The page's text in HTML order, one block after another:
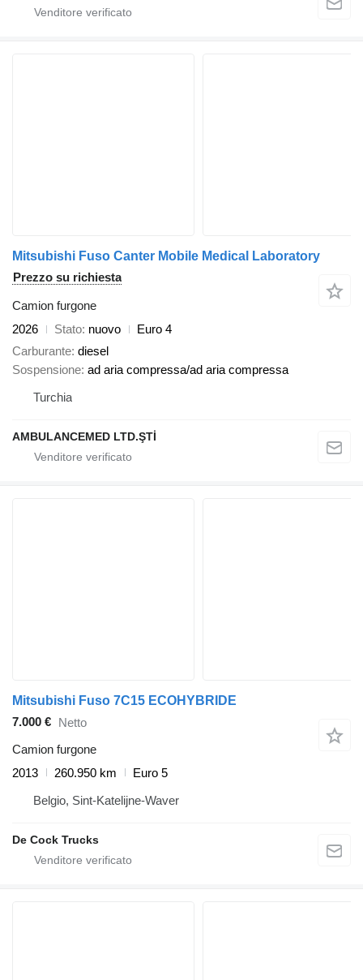
Mitsubishi Fuso Canter Mobile Medical Laboratory
Prezzo su richiesta
Camion furgone
2026
Stato nuovo
Euro 4
Carburante diesel
Sospensione ad aria compressa/ad aria compressa
Turchia
AMBULANCEMED LTD.ŞTİ
Mitsubishi Fuso 7C15 ECOHYBRIDE
7.000 € Netto
Camion furgone
2013
260.950 km
Euro 5
Belgio, Sint-Katelijne-Waver
De Cock Trucks